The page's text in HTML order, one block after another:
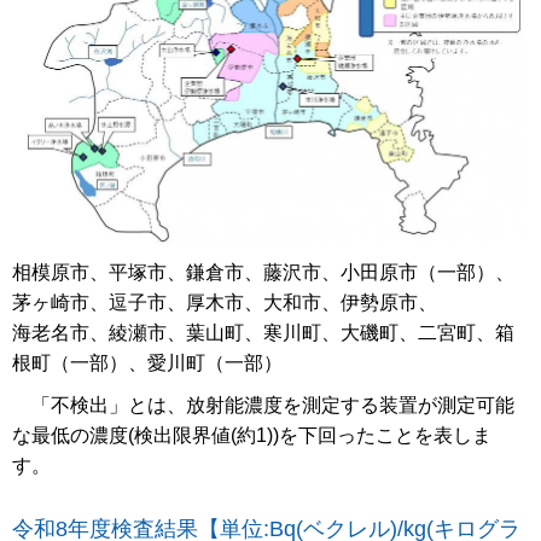
相模原市、平塚市、鎌倉市、藤沢市、小田原市（一部）、
茅ヶ崎市、逗子市、厚木市、大和市、伊勢原市、
海老名市、綾瀬市、葉山町、寒川町、大磯町、二宮町、箱
根町（一部）、愛川町（一部）
「不検出」とは、放射能濃度を測定する装置が測定可能
な最低の濃度(検出限界値(約1))を下回ったことを表しま
す。
令和8年度検査結果【単位:Bq(ベクレル)/kg(キログラ